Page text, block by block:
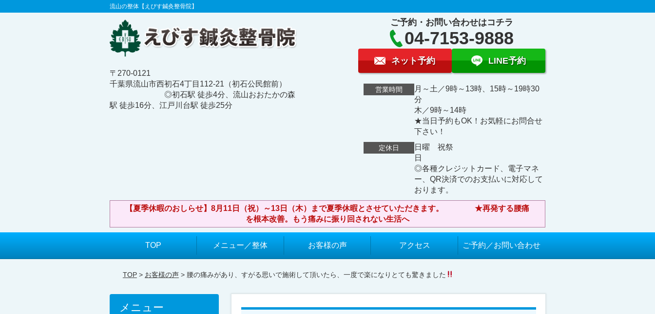
流山の整体【えびす鍼灸整骨院】
〒270-0121
千葉県流山市西初石4丁目112-21（初石公民館前）
◎初石駅 徒歩4分、流山おおたかの森
駅 徒歩16分、江戸川台駅 徒歩25分
ご予約・お問い合わせはコチラ
04-7153-9888
ネット予約 LINE予約
営業時間
月～土／9時～13時、15時～19時30
分
木／9時～14時
★当日予約もOK！お気軽にお問合せ
下さい！
定休日
日曜 祝祭
日
◎各種クレジットカード、電子マネ
ー、QR決済でのお支払いに対応して
おります。
【夏季休暇のおしらせ】8月11日（祝）～13日（木）まで夏季休暇とさせていただきます。 ★再発する腰痛
を根本改善。もう痛みに振り回されない生活へ
TOP メニュー／整体 お客様の声 アクセス ご予約／お問い合わせ
TOP> お客様の声> 腰の痛みがあり、すがる思いで施術して頂いたら、一度で楽になりとても驚きました
メニュー